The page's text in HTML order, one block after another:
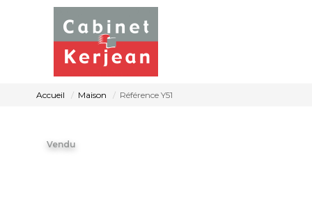
Accueil Maison Référence Y51
Vendu